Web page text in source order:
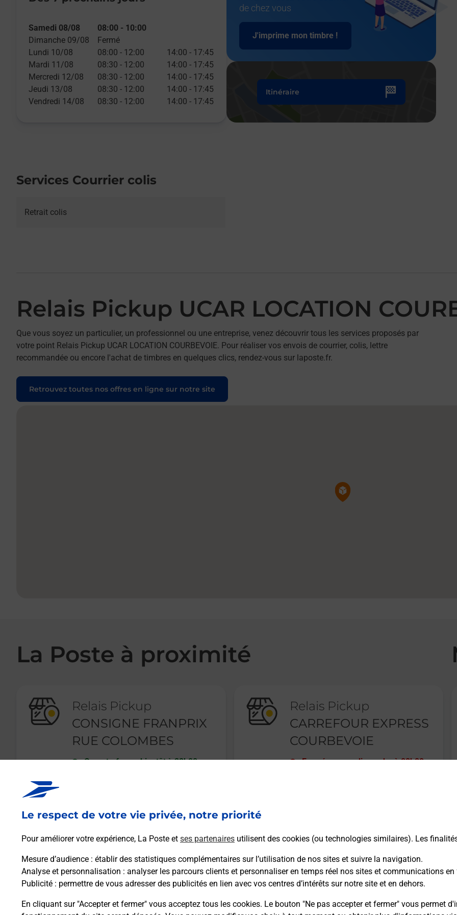
Le respect de votre vie privée, notre priorité
Pour améliorer votre expérience, La Poste et ses partenaires utilisent des cookies (ou technologies similaires). Les
Mesure d’audience : établir des statistiques complémentaires sur l’utilisation de nos sites et suivre la navigation.
Analyse et personnalisation : analyser les parcours clients et personnaliser en temps réel nos sites et communications
Publicité : permettre de vous adresser des publicités en lien avec vos centres d’intérêts sur notre site et en dehors.
En cliquant sur "Accepter et fermer" vous acceptez tous les cookies. Le bouton "Ne pas accepter et fermer" vous permet
Samedi 08/08 08:00 - 10:00
Dimanche 09/08
Fermé
Lundi 10/08
08:00 - 12:00 14:00 - 17:45
Mardi 11/08
08:30 - 12:00 14:00 - 17:45
Mercredi 12/08
08:30 - 12:00 14:00 - 17:45
Jeudi 13/08
08:30 - 12:00 14:00 - 17:45
Vendredi 14/08
08:30 - 12:00 14:00 - 17:45
de chez vous
J'imprime mon timbre !
Itinéraire
Services Courrier colis
Retrait colis
Relais Pickup UCAR LOCATION
Que vous soyez un particulier, un professionnel ou une entreprise, venez découvrir tous les services proposés par
votre point Relais Pickup UCAR LOCATION COURBEVOIE. Pour réaliser vos envois de courrier, colis, lettre
recommandée ou encore l'achat de timbres en quelques clics, rendez-vous sur laposte.fr.
Retrouvez toutes nos offres en ligne sur notre site
Pin de la carte
La Poste à proximité
Relais Pickup
CONSIGNE FRANPRIX
RUE COLOMBES
Ouvert-ferme bientôt à 22h00
En savoir plus
Relais Pickup
CARREFOUR EXPRESS
COURBEVOIE
Fermé-ouvre dimanche à 08h00